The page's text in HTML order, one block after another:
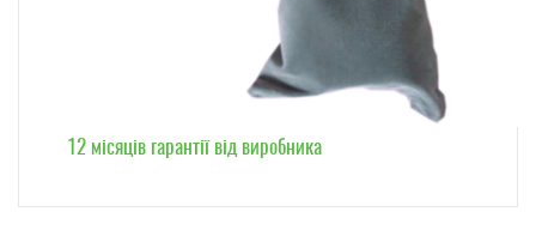
12 місяців гарантії від виробника